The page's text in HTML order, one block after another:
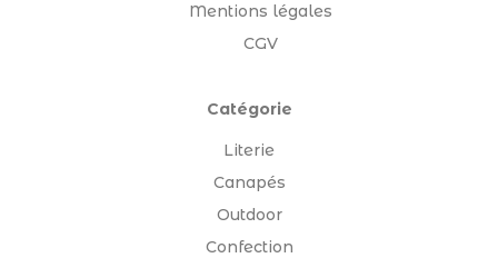
Mentions légales
CGV
Catégorie
Literie
Canapés
Outdoor
Confection